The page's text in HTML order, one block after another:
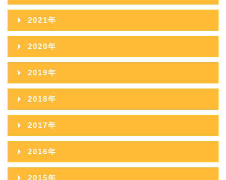
2024年10月
2024年09月
2024年08月
2024年07月
2024年06月
2024年05月
2024年03月
2024年02月
2023年11月
2023年10月
2023年09月
2023年08月
2023年07月
2023年06月
2023年05月
2022年12月
2022年11月
2022年10月
2022年09月
2022年08月
2022年07月
2022年06月
2022年05月
2021年
2021年12月
2021年11月
2021年10月
2021年09月
2021年08月
2021年07月
2021年06月
2020年
2020年12月
2020年11月
2020年10月
2020年09月
2020年08月
2020年07月
2019年
2019年12月
2019年11月
2019年10月
2019年09月
2018年
2018年12月
2018年11月
2018年10月
2017年
2017年12月
2017年11月
2016年
2016年12月
2015年